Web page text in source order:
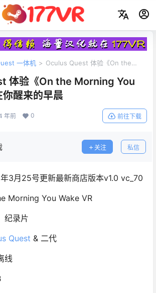
一体机 > Oculus Quest 体验《On the
体验《On the Morning You
醒来的早晨
年前 0 前往下载
关注 私信
3月25号更新最新商店版本v1.0 vc_70
Morning You Wake VR
纪录片
Quest & 二代
线